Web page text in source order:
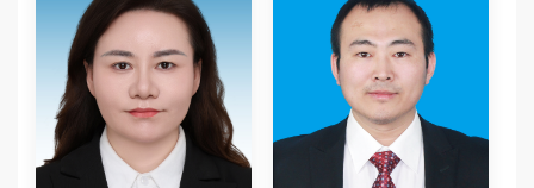
学会刊物
研究生教育
党建文化